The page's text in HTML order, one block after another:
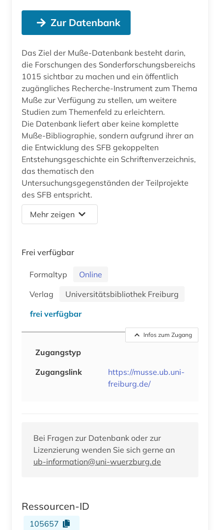
Zur Datenbank
Das Ziel der Muße-Datenbank besteht darin,
die Forschungen des Sonderforschungsbereichs
1015 sichtbar zu machen und ein öffentlich
zugängliches Recherche-Instrument zum Thema
Muße zur Verfügung zu stellen, um weitere
Studien zum Themenfeld zu erleichtern.
Die Datenbank liefert aber keine komplette
Muße-Bibliographie, sondern aufgrund ihrer an
die Entwicklung des SFB gekoppelten
Entstehungsgeschichte ein Schriftenverzeichnis,
das thematisch den
Untersuchungsgegenständen der Teilprojekte
des SFB entspricht.
Mehr zeigen
Frei verfügbar
Formaltyp
Online
Verlag
Universitätsbibliothek Freiburg
frei verfügbar
Infos zum Zugang
Zugangstyp
Zugangslink
https://musse.ub.uni-
freiburg.de/
Bei Fragen zur Datenbank oder zur
Lizenzierung wenden Sie sich gerne an
ub-information@uni-wuerzburg.de
Ressourcen-ID
105657